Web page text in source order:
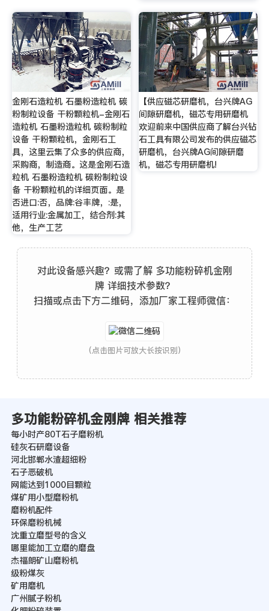
金刚石造粒机 石墨粉造粒机 碳
粉制粒设备 干粉颗粒机-金刚石
造粒机 石墨粉造粒机 碳粉制粒
设备 干粉颗粒机，金刚石工
具，这里云集了众多的供应商，
采购商，制造商。这是金刚石造
粒机 石墨粉造粒机 碳粉制粒设
备 干粉颗粒机的详细页面。是
否进口:否，品牌:谷丰牌，:是，
适用行业:金属加工，结合剂:其
他，生产工艺
【供应磁芯研磨机，台兴牌AG
间隙研磨机，磁芯专用研磨机
欢迎前来中国供应商了解台兴钻
石工具有限公司发布的供应磁芯
研磨机，台兴牌AG间隙研磨
机，磁芯专用研磨机!
对此设备感兴趣？或需了解 多功能粉碎机金刚
牌 详细技术参数？
扫描或点击下方二维码，添加厂家工程师微信：
(点击图片可放大长按识别)
多功能粉碎机金刚牌 相关推荐
每小时产80T石子磨粉机
硅灰石研磨设备
河北邯郸水渣超细粉
石子恶破机
网能达到1000目颗粒
煤矿用小型磨粉机
磨粉机配件
环保磨粉机械
沈重立磨型号的含义
哪里能加工立磨的磨盘
杰福朗矿山磨粉机
级粉煤灰
矿用磨机
广州腻子粉机